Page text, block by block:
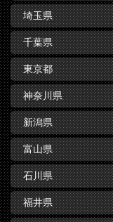
埼玉県
千葉県
東京都
神奈川県
新潟県
富山県
石川県
福井県